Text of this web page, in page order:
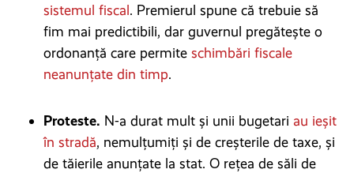
sistemul fiscal. Premierul spune că trebuie să
fim mai predictibili, dar guvernul pregătește o
ordonanță care permite schimbări fiscale
neanunțate din timp.
Proteste. N-a durat mult și unii bugetari au ieșit
în stradă, nemulțumiți și de creșterile de taxe, și
de tăierile anunțate la stat. O rețea de săli de